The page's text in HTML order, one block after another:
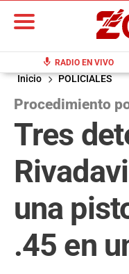
mic RADIO EN VIVO
Inicio POLICIALES
Procedimiento
Tres
una
.45 en